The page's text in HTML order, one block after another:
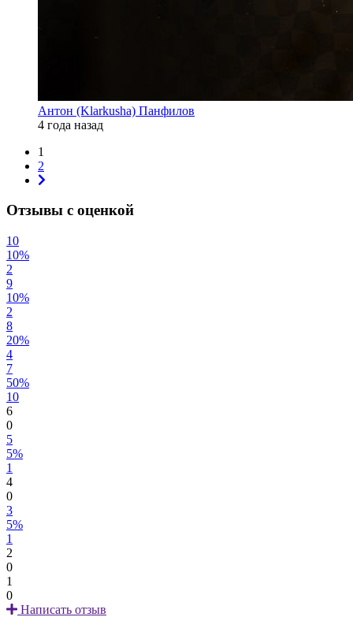
Антон (Klarkusha) Панфилов
4 года назад
1
2
Отзывы с оценкой
10
10%
2
9
10%
2
8
20%
4
7
50%
10
6
0
5
5%
1
4
0
3
5%
1
2
0
1
0
Написать отзыв